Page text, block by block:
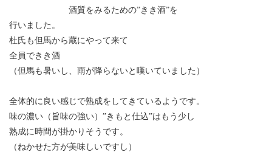
酒質をみるための”きき酒”を
行いました。
杜氏も但馬から蔵にやって来て
全員できき酒
（但馬も暑いし、雨が降らないと嘆いていました）
全体的に良い感じで熟成をしてきているようです。
味の濃い（旨味の強い）”きもと仕込”はもう少し
熟成に時間が掛かりそうです。
（ねかせた方が美味しいですし）